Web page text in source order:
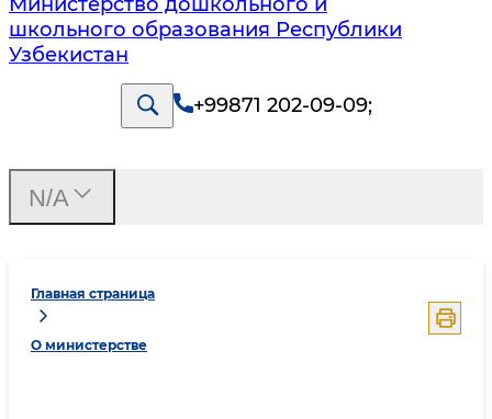
школьного образования Республики
Узбекистан
+99871 202-09-09;
Главная страница
О министерстве
N/A